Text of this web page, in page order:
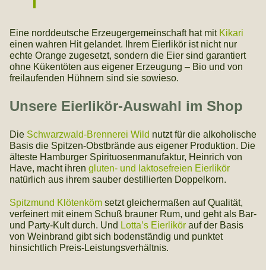
Eine norddeutsche Erzeugergemeinschaft hat mit Kikari
einen wahren Hit gelandet. Ihrem Eierlikör ist nicht nur
echte Orange zugesetzt, sondern die Eier sind garantiert
ohne Kükentöten aus eigener Erzeugung – Bio und von
freilaufenden Hühnern sind sie sowieso.
Unsere Eierlikör-Auswahl im Shop
Die Schwarzwald-Brennerei Wild nutzt für die alkoholische
Basis die Spitzen-Obstbrände aus eigener Produktion. Die
älteste Hamburger Spirituosenmanufaktur, Heinrich von
Have, macht ihren gluten- und laktosefreien Eierlikör
natürlich aus ihrem sauber destillierten Doppelkorn.
Spitzmund Klötenkömsetzt gleichermaßen auf Qualität,
verfeinert mit einem Schuß brauner Rum, und geht als Bar-
und Party-Kult durch. Und Lotta’s Eierlikörauf der Basis
von Weinbrand gibt sich bodenständig und punktet
hinsichtlich Preis-Leistungsverhältnis.